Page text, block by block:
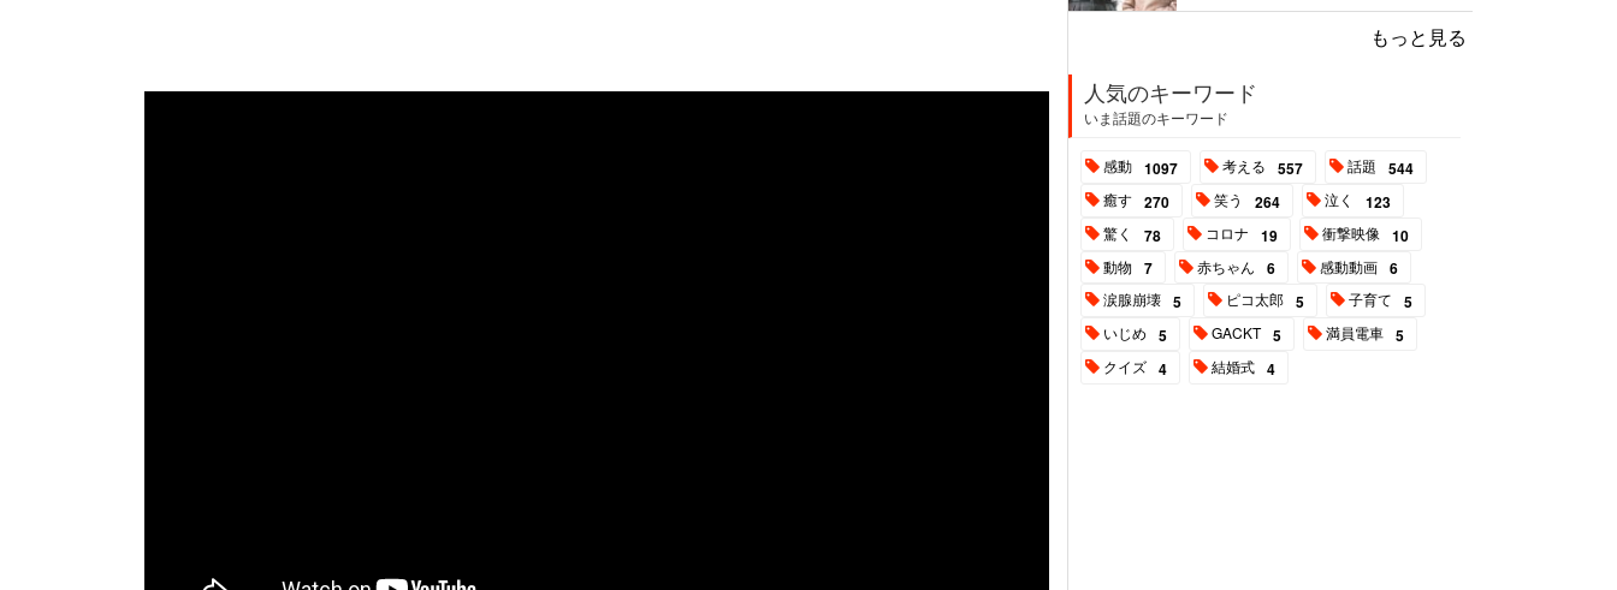
もっと見る
人気のキーワード
いま話題のキーワード
感動 1097 考える 557 話題 544
癒す 270 笑う 264 泣く 123
驚く 78 コロナ 19 衝撃映像 10
動物 7 赤ちゃん 6 感動動画 6
涙腺崩壊 5 ピコ太郎 5 子育て 5
いじめ 5 GACKT 5 満員電車 5
クイズ 4 結婚式 4